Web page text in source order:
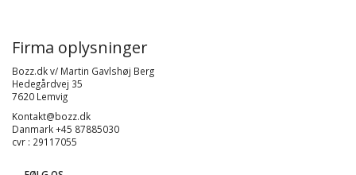
Firma oplysninger
Bozz.dk v/ Martin Gavlshøj Berg
Hedegårdvej 35
7620 Lemvig
Kontakt@bozz.dk
Danmark +45 87885030
cvr : 29117055